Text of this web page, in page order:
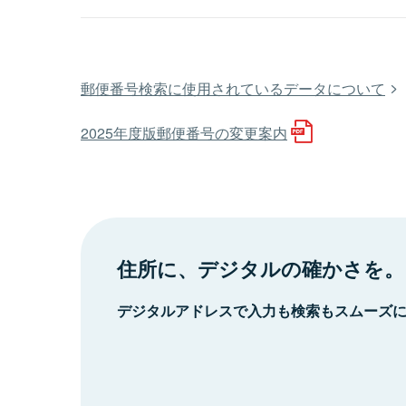
郵便番号検索に使用されているデータについて
2025年度版郵便番号の変更案内
住所に、デジタルの確かさを。
デジタルアドレスで入力も検索もスムーズ